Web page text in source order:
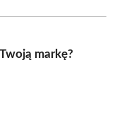
markę?